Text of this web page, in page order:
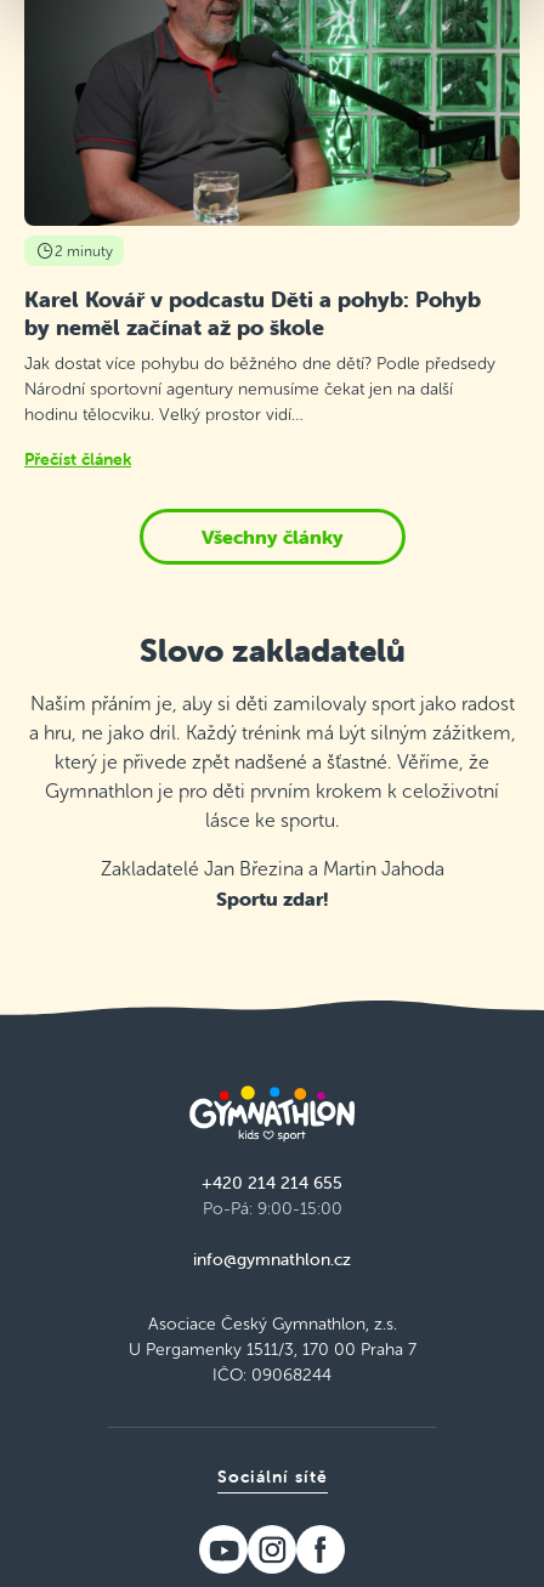
2 minuty
Karel Kovář v podcastu Děti a pohyb: Pohyb
by neměl začínat až po škole
Jak dostat více pohybu do běžného dne dětí? Podle předsedy
Národní sportovní agentury nemusíme čekat jen na další
hodinu tělocviku. Velký prostor vidí…
Přečíst článek
Všechny články
Slovo zakladatelů
Naším přáním je, aby si děti zamilovaly sport jako radost
a hru, ne jako dril. Každý trénink má být silným zážitkem,
který je přivede zpět nadšené a šťastné. Věříme, že
Gymnathlon je pro děti prvním krokem k celoživotní
lásce ke sportu.
Zakladatelé Jan Březina a Martin Jahoda
Sportu zdar!
+420 214 214 655
Po-Pá: 9:00-15:00
info@gymnathlon.cz
Asociace Český Gymnathlon, z.s.
U Pergamenky 1511/3, 170 00 Praha 7
IČO: 09068244
Sociální sítě